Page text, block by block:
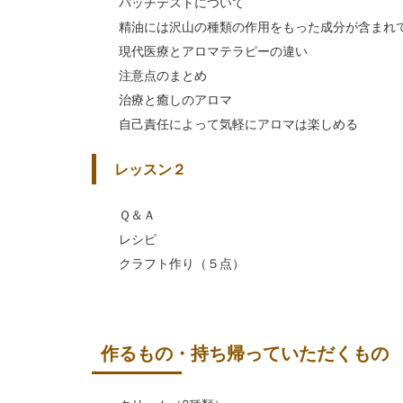
精油には沢山の種類の作用をもった成分が含まれ
現代医療とアロマテラピーの違い
注意点のまとめ
治療と癒しのアロマ
自己責任によって気軽にアロマは楽しめる
レッスン２
Ｑ＆Ａ
レシピ
クラフト作り（５点）
作るもの・持ち帰っていただくもの